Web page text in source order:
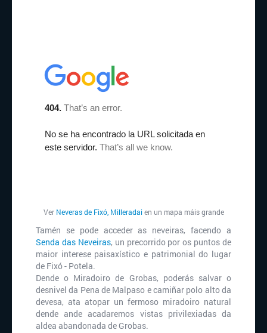
Ver Neveras de Fixó, Milleradaien un mapa máis grande
Tamén se pode acceder as neveiras, facendo a
Senda das Neveiras, un precorrido por os puntos de
maior interese paisaxístico e patrimonial do lugar
de Fixó - Potela.
Dende o Miradoiro de Grobas, poderás salvar o
desnivel da Pena de Malpaso e camiñar polo alto da
devesa, ata atopar un fermoso miradoiro natural
dende ande acadaremos vistas privilexiadas da
aldea abandonada de Grobas.